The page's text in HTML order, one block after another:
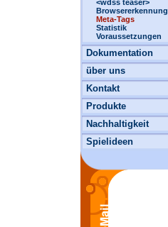
<wdss teaser>
Browsererkennung
Meta-Tags
Statistik
Voraussetzungen
Dokumentation
über uns
Kontakt
Produkte
Nachhaltigkeit
Spielideen